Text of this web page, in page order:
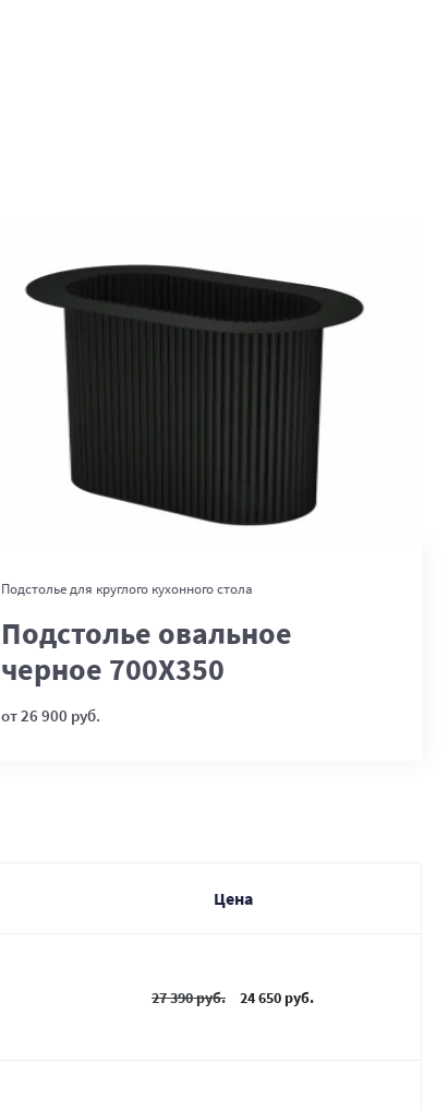
В корзину
Подстолье для круглого кухонного стола
Подстолье овальное
черное 700Х350
от 26 900 руб.
Цена
27 390 руб. 24 650 руб.